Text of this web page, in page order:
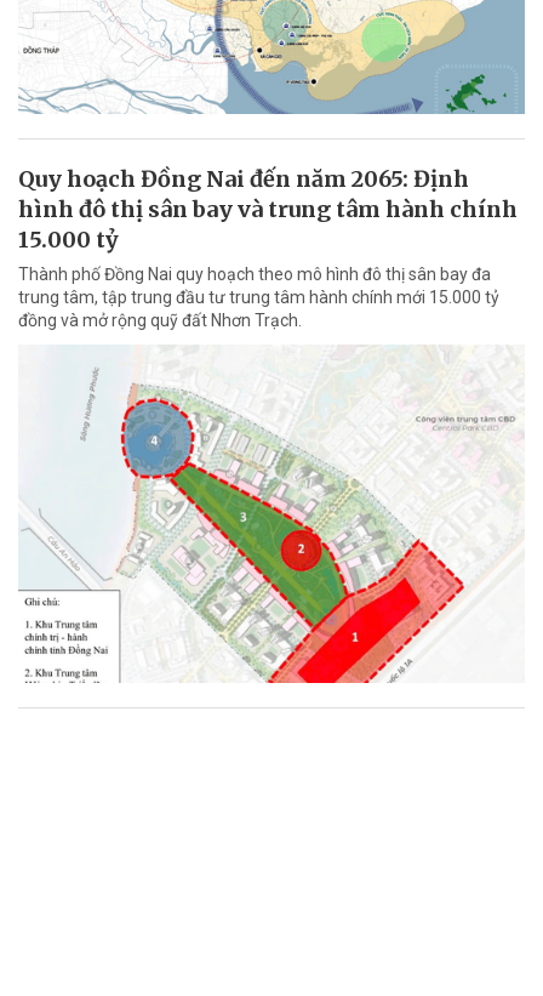
Quy hoạch Đồng Nai đến năm 2065: Định
hình đô thị sân bay và trung tâm hành chính
15.000 tỷ
Thành phố Đồng Nai quy hoạch theo mô hình đô thị sân bay đa
trung tâm, tập trung đầu tư trung tâm hành chính mới 15.000 tỷ
đồng và mở rộng quỹ đất Nhơn Trạch.